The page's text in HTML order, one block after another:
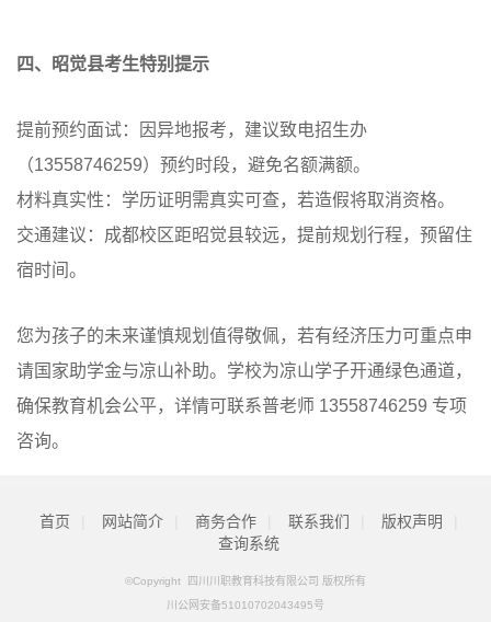
四、昭觉县考生特别提示
提前预约面试：因异地报考，建议致电招生办
（13558746259）预约时段，避免名额满额。
材料真实性：学历证明需真实可查，若造假将取消资格。
交通建议：成都校区距昭觉县较远，提前规划行程，预留住
宿时间。
您为孩子的未来谨慎规划值得敬佩，若有经济压力可重点申
请国家助学金与凉山补助。学校为凉山学子开通绿色通道，
确保教育机会公平，详情可联系普老师 13558746259 专项
咨询。
首页 网站简介 商务合作 联系我们 版权声明
查询系统
©Copyright 四川川职教育科技有限公司 版权所有
川公网安备51010702043495号